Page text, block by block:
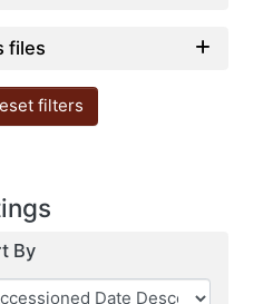
files
filters
By